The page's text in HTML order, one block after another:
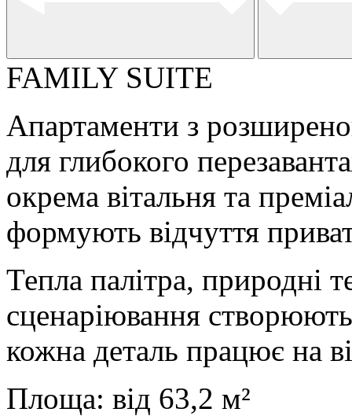
FAMILY SUITE
Апартаменти з
для глибокого
окрема вітальня та
формують відчуття
Тепла палітра, природні
сценаріювання
кожна деталь працює на
Площа: від 63,2 м²